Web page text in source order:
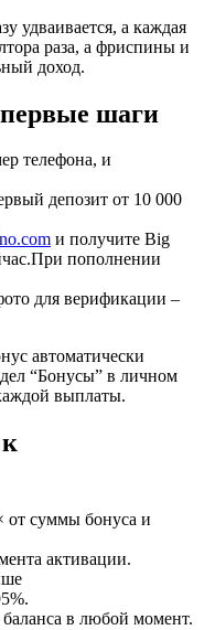
удваивается, а каждая
раза, а фриспины и
доход.
шаги
телефона, и
депозит от 10 000
и получите Big
пополнении
для верификации –
автоматически
“Бонусы” в личном
выплаты.
от суммы бонуса и
активации.
в любой момент.